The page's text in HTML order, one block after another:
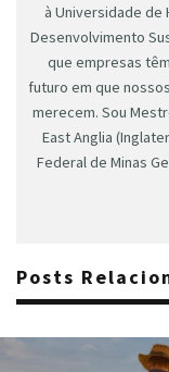
à Universidade de
Desenvolvimento
que empresas
futuro em que
merecem. Sou
East Anglia
Federal de Minas
Posts